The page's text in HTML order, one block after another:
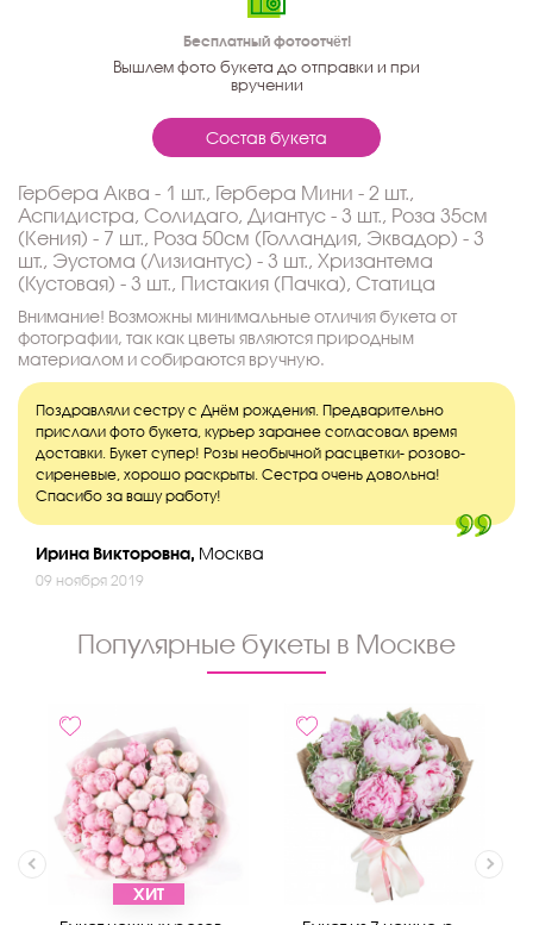
Бесплатный фотоотчёт!
Вышлем фото букета до отправки и при
вручении
Состав букета
Гербера Аква - 1 шт., Гербера Мини - 2 шт.,
Аспидистра, Солидаго, Диантус - 3 шт., Роза 35см
(Кения) - 7 шт., Роза 50см (Голландия, Эквадор) - 3
шт., Эустома (Лизиантус) - 3 шт., Хризантема
(Кустовая) - 3 шт., Пистакия (Пачка), Статица
Внимание! Возможны минимальные отличия букета от
фотографии, так как цветы являются природным
материалом и собираются вручную.
Поздравляли сестру с Днём рождения. Предварительно
прислали фото букета, курьер заранее согласовал время
доставки. Букет супер! Розы необычной расцветки- розово-
сиреневые, хорошо раскрыты. Сестра очень довольна!
Спасибо за вашу работу!
Ирина Викторовна, Москва
09 ноября 2019
Популярные букеты в Москве
ХИТ